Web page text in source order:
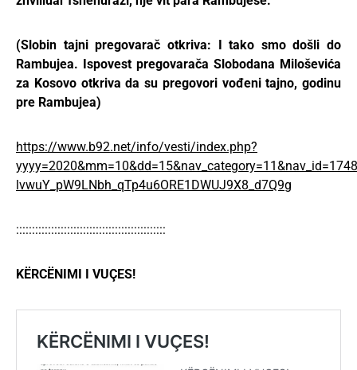
(Slobin tajni pregovarač otkriva: I tako smo došli do
Rambujea. Ispovest pregovarača Slobodana Miloševića
za Kosovo otkriva da su pregovori vođeni tajno, godinu
pre Rambujea)
https://www.b92.net/info/vesti/index.php?
lvwuY_pW9LNbh_qTp4u6ORE1DWUJ9X8_d7Q9g
:::::::::::::::::::::::::::::::::::::::::::::::
KËRCËNIMI I VUÇES!